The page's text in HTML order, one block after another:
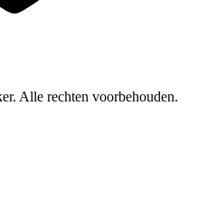
Alle rechten voorbehouden.